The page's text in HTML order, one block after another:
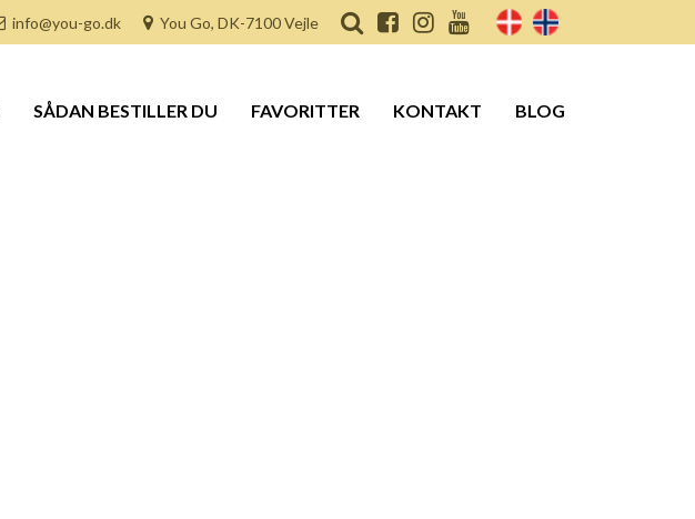
info@you-go.dk You Go, DK-7100 Vejle
SÅDAN BESTILLER DU FAVORITTER KONTAKT BLOG